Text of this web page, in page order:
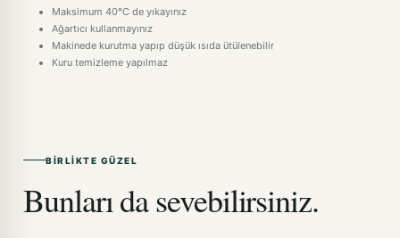
Maksimum 40°C de yıkayınız
Ağartıcı kullanmayınız
Makinede kurutma yapıp düşük ısıda ütülenebilir
Kuru temizleme yapılmaz
BIRLIKTE GÜZEL
Bunları da sevebilirsiniz.